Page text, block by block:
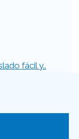
fácil y..